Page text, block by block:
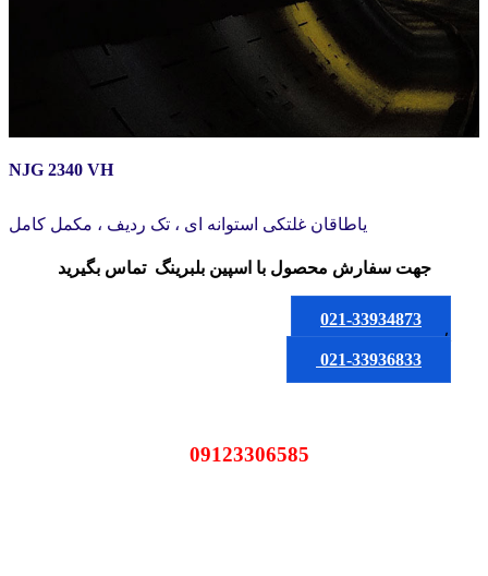
NJG 2340 VH
یاطاقان غلتکی استوانه ای ، تک ردیف ، مکمل کامل
جهت سفارش محصولبا اسپین بلبرینگ تماس بگیرید
021-33934873
یا
021-33936833